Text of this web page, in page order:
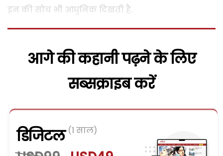
इन की सोच भी आधुनिक दिखती है.
आगे की कहानी पढ़ने के लिए
सब्सक्राइब करें
डिजिटल (1 साल)